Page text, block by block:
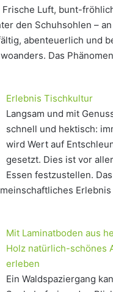
Luft, bunt-
den Schuhsohlen –
abenteuerlich und
Das
Erlebnis Tischkultur
Langsam und mit
schnell und hektisch:
wird Wert auf
gesetzt. Dies ist vor
Essen festzustellen.
Mit Laminatboden aus
Holz natürlich-schönes
erleben
Ein Waldspaziergang